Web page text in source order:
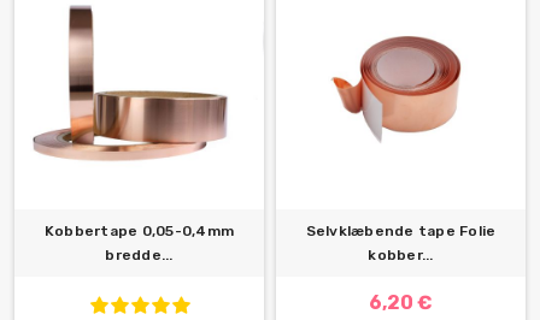
Kobbertape 0,05-0,4mm
bredde...
Selvklæbende tape Folie
kobber...
6,20 €